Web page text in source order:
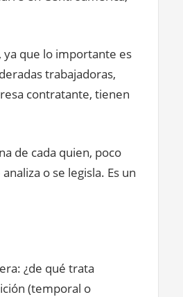
ya que lo importante es
trabajadoras,
contratante, tienen
de cada quien, poco
o se legisla. Es un
¿de qué trata
(temporal o